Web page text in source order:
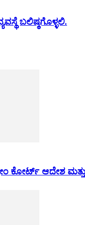
ಬಲಿಷ್ಠಗೊಳ್ಳಲಿ.
ಕೋರ್ಟ್ ಆದೇಶ